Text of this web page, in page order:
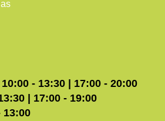
- 13:30 | 17:00 - 20:00
| 17:00 - 19:00
13:00